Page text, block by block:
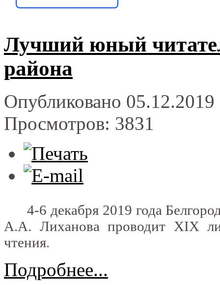
Лучший юный
района
Опубликовано
Просмотров: 3831
4-6 декабря 2019 года
А.А. Лиханова проводит XIX
чтения.
Подробнее...